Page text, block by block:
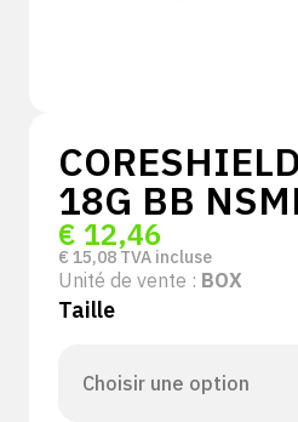
18G BB
€ 12,46
€ 15,08 TVA incluse
Unité de vente : BOX
Taille